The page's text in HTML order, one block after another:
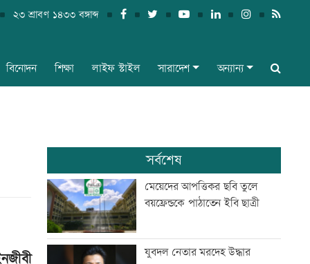
২৩ শ্রাবণ ১৪৩৩ বঙ্গাব্দ
বিনোদন শিক্ষা লাইফ স্টাইল সারাদেশ অন্যান্য
সর্বশেষ
মেয়েদের আপত্তিকর ছবি তুলে
বয়ফ্রেন্ডকে পাঠাতেন ইবি ছাত্রী
যুবদল নেতার মরদেহ উদ্ধার